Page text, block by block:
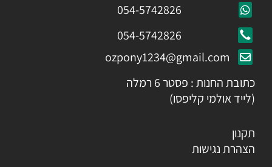
054-5742826
054-5742826
ozpony1234@gmail.com
כתובת החנות : פסטר 6 רמלה
(לייד אולמי קליפסו)
תקנון
הצהרת נגישות